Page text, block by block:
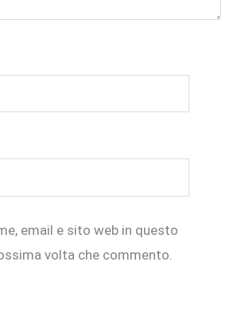
email e sito web in questo
volta che commento.